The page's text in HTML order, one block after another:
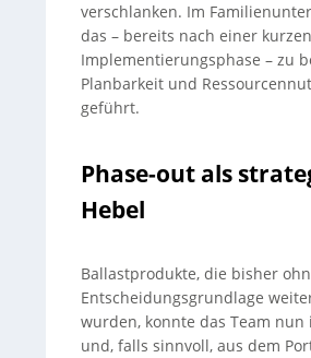
verschlanken. Im
das – bereits nach einer kurzen
Implementierungsphase – zu
Planbarkeit und
geführt.
Phase-out als
Hebel
Ballastprodukte, die bisher
Entscheidungsgrundlage
wurden, konnte das Team
und, falls sinnvoll, aus dem